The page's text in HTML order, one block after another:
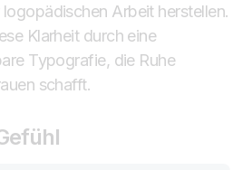
Arbeit herstellen.
Klarheit durch eine
Typografie, die Ruhe
schafft.